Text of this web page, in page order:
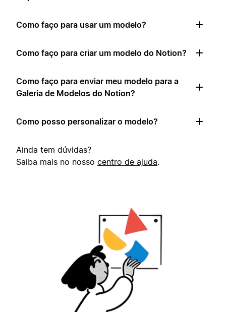
Como faço para usar um modelo?
Como faço para criar um modelo do Notion?
Como faço para enviar meu modelo para a
Galeria de Modelos do Notion?
Como posso personalizar o modelo?
Ainda tem dúvidas?
Saiba mais no nosso centro de ajuda.